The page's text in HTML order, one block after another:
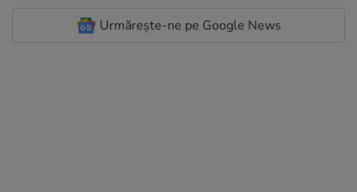
Urmărește-ne pe Google News